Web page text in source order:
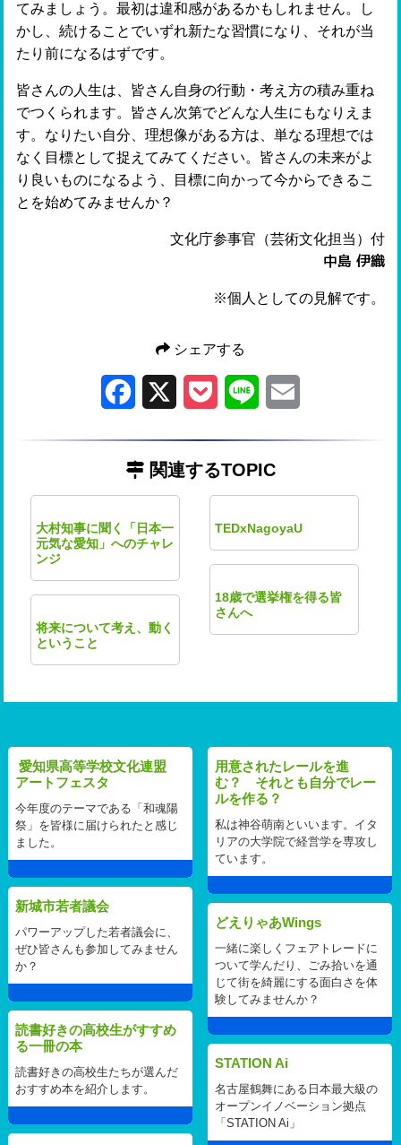
てみましょう。最初は違和感があるかもしれません。し
かし、続けることでいずれ新たな習慣になり、それが当
たり前になるはずです。
皆さんの人生は、皆さん自身の行動・考え方の積み重ね
でつくられます。皆さん次第でどんな人生にもなりえま
す。なりたい自分、理想像がある方は、単なる理想では
なく目標として捉えてみてください。皆さんの未来がよ
り良いものになるよう、目標に向かって今からできるこ
とを始めてみませんか？
文化庁参事官（芸術文化担当）付
中島 伊織
※個人としての見解です。
シェアする
Facebook Pocket Line
関連するTOPIC
大村知事に聞く「日本一
元気な愛知」へのチャレ
ンジ
TEDxNagoyaU
18歳で選挙権を得る皆
さんへ
将来について考え、動く
ということ
愛知県高等学校文化連盟
アートフェスタ
今年度のテーマである「和魂陽
祭」を皆様に届けられたと感じ
ました。
用意されたレールを進
む？ それとも自分でレー
ルを作る？
私は神谷萌南といいます。イタ
リアの大学院で経営学を専攻し
ています。
新城市若者議会
パワーアップした若者議会に、
ぜひ皆さんも参加してみません
か？
どえりゃあWings
一緒に楽しくフェアトレードに
ついて学んだり、ごみ拾いを通
じて街を綺麗にする面白さを体
験してみませんか？
読書好きの高校生がすすめ
る一冊の本
読書好きの高校生たちが選んだ
おすすめ本を紹介します。
STATION Ai
名古屋鶴舞にある日本最大級の
オープンイノベーション拠点
「STATION Ai」